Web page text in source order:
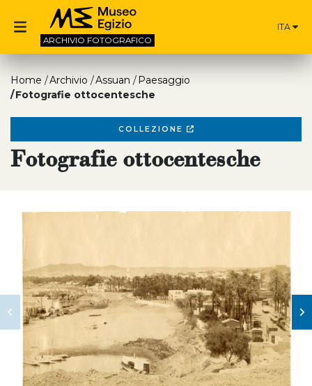
ARCHIVIO FOTOGRAFICO
ITA
Home Archivio Assuan
Paesaggio
Fotografie ottocentesche
COLLEZIONE
Fotografie ottocentesche